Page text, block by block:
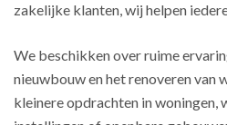
zakelijke klanten, wij helpen
We beschikken over ruime
nieuwbouw en het renoveren van
kleinere opdrachten in woningen,